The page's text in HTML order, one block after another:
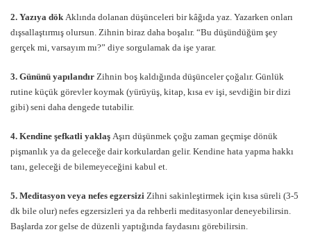
2. Yazıya dök Aklında dolanan düşünceleri bir kâğıda yaz. Yazarken onları
dışsallaştırmış olursun. Zihnin biraz daha boşalır. “Bu düşündüğüm şey
gerçek mi, varsayım mı?” diye sorgulamak da işe yarar.
3. Gününü yapılandır Zihnin boş kaldığında düşünceler çoğalır. Günlük
rutine küçük görevler koymak (yürüyüş, kitap, kısa ev işi, sevdiğin bir dizi
gibi) seni daha dengede tutabilir.
4. Kendine şefkatli yaklaş Aşırı düşünmek çoğu zaman geçmişe dönük
pişmanlık ya da geleceğe dair korkulardan gelir. Kendine hata yapma hakkı
tanı, geleceği de bilemeyeceğini kabul et.
5. Meditasyon veya nefes egzersizi Zihni sakinleştirmek için kısa süreli (3-5
dk bile olur) nefes egzersizleri ya da rehberli meditasyonlar deneyebilirsin.
Başlarda zor gelse de düzenli yaptığında faydasını görebilirsin.